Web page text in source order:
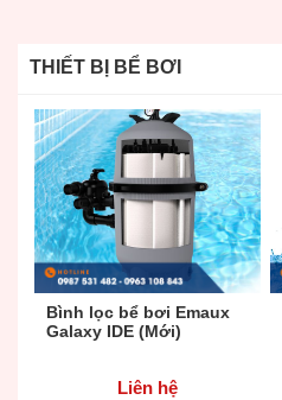
THIẾT BỊ BỂ BƠI
Bình lọc bể bơi Emaux
Galaxy IDE (Mới)
Liên hệ